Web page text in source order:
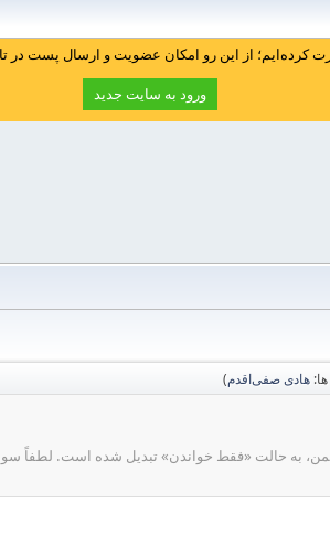
از این رو امکان عضویت و ارسال پست در
ورود به سایت جدید
هادی صفی‌اقدم)
به حالت «فقط خواندن» تبدیل شده است. لطفاً